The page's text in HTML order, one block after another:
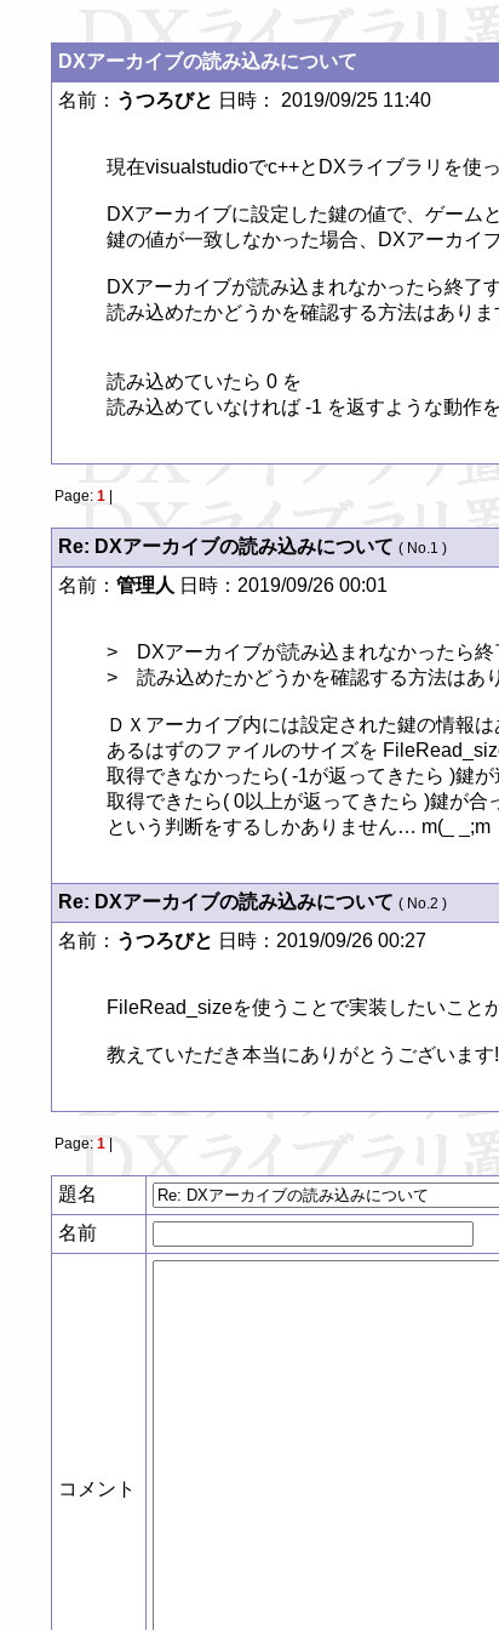
DXアーカイブの読み込みについて
名前： うつろびと 日時： 2019/09/25 11:40
現在visualstudioでc++とDXライブラリを使
DXアーカイブに設定した鍵の値で、ゲーム
鍵の値が一致しなかった場合、DXアーカイ
DXアーカイブが読み込まれなかったら終了
読み込めたかどうかを確認する方法はあり
読み込めていたら 0 を
読み込めていなければ -1 を返すような動作
Page: 1|
Re: DXアーカイブの読み込みについて ( No.1 )
名前： 管理人 日時：2019/09/26 00:01
>　DXアーカイブが読み込まれなかったら終
>　読み込めたかどうかを確認する方法はあ
ＤＸアーカイブ内には設定された鍵の情報
あるはずのファイルのサイズを
取得できなかったら( -1が返ってきたら )鍵が
取得できたら( 0以上が返ってきたら )鍵が合
という判断をするしかありません… m(_ _;m
Re: DXアーカイブの読み込みについて ( No.2 )
名前： うつろびと 日時：2019/09/26 00:27
FileRead_sizeを使うことで実装したいこと
教えていただき本当にありがとうございます!
Page: 1|
題名
名前
コメント